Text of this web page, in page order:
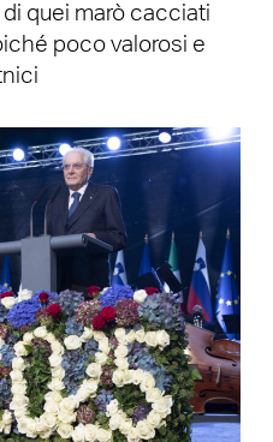
quei marò cacciati
poco valorosi e